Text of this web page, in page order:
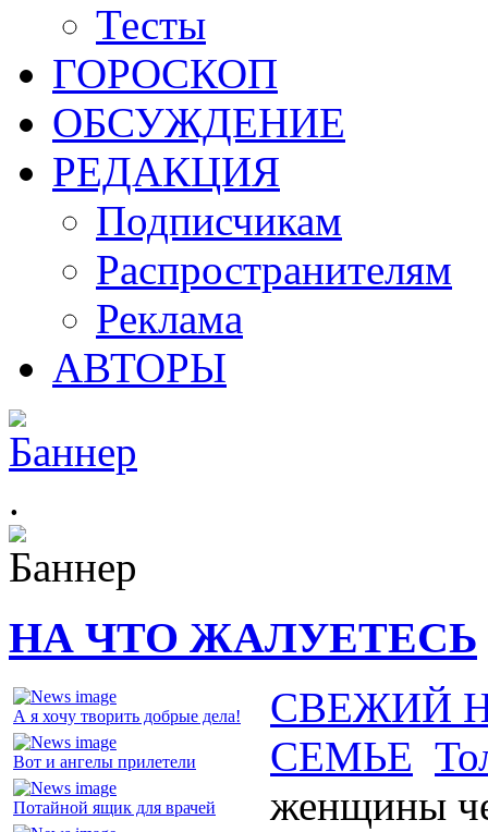
Тесты
ГОРОСКОП
ОБСУЖДЕНИЕ
РЕДАКЦИЯ
Подписчикам
Распространителям
Реклама
АВТОРЫ
.
НА ЧТО ЖАЛУЕТЕСЬ
А я хочу творить добрые дела!
Вот и ангелы прилетели
Потайной ящик для врачей
СВЕЖИЙ
СЕМЬЕ
женщины